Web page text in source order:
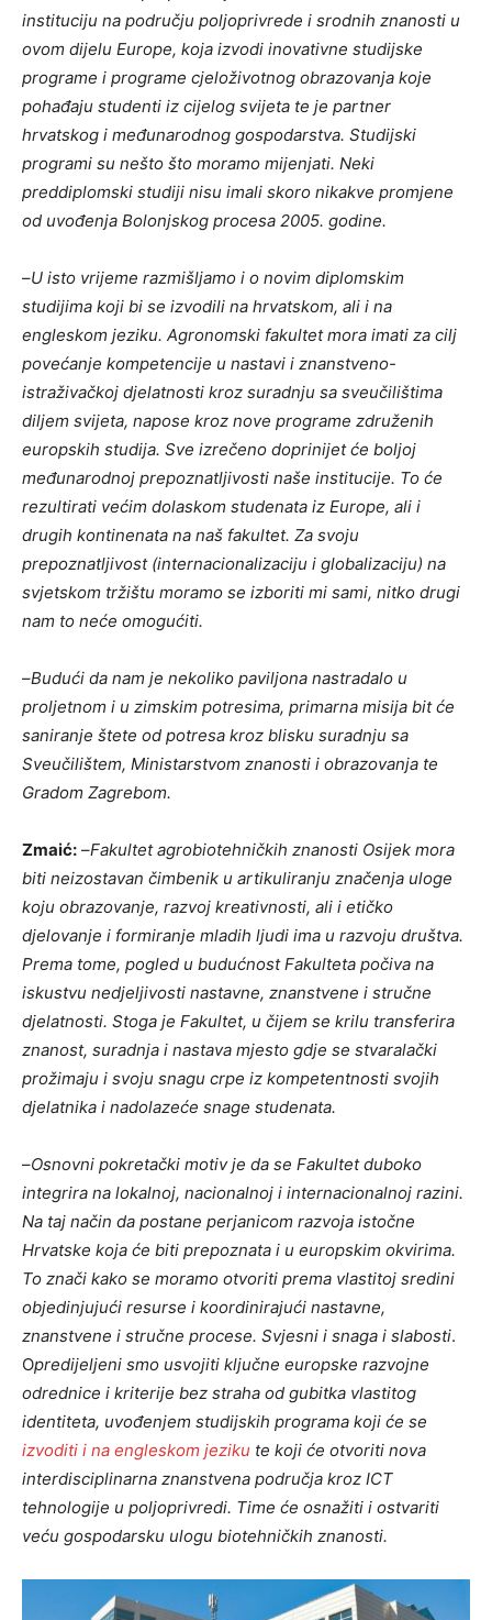
instituciju na području poljoprivrede i srodnih znanosti u
ovom dijelu Europe, koja izvodi inovativne studijske
programe i programe cjeloživotnog obrazovanja koje
pohađaju studenti iz cijelog svijeta te je partner
hrvatskog i međunarodnog gospodarstva. Studijski
programi su nešto što moramo mijenjati. Neki
preddiplomski studiji nisu imali skoro nikakve promjene
od uvođenja Bolonjskog procesa 2005. godine.
–U isto vrijeme razmišljamo i o novim diplomskim
studijima koji bi se izvodili na hrvatskom, ali i na
engleskom jeziku. Agronomski fakultet mora imati za cilj
povećanje kompetencije u nastavi i znanstveno-
istraživačkoj djelatnosti kroz suradnju sa sveučilištima
diljem svijeta, napose kroz nove programe združenih
europskih studija. Sve izrečeno doprinijet će boljoj
međunarodnoj prepoznatljivosti naše institucije. To će
rezultirati većim dolaskom studenata iz Europe, ali i
drugih kontinenata na naš fakultet. Za svoju
prepoznatljivost (internacionalizaciju i globalizaciju) na
svjetskom tržištu moramo se izboriti mi sami, nitko drugi
nam to neće omogućiti.
–Budući da nam je nekoliko paviljona nastradalo u
proljetnom i u zimskim potresima, primarna misija bit će
saniranje štete od potresa kroz blisku suradnju sa
Sveučilištem, Ministarstvom znanosti i obrazovanja te
Gradom Zagrebom.
Zmaić: –Fakultet agrobiotehničkih znanosti Osijek mora
biti neizostavan čimbenik u artikuliranju značenja uloge
koju obrazovanje, razvoj kreativnosti, ali i etičko
djelovanje i formiranje mladih ljudi ima u razvoju društva.
Prema tome, pogled u budućnost Fakulteta počiva na
iskustvu nedjeljivosti nastavne, znanstvene i stručne
djelatnosti. Stoga je Fakultet, u čijem se krilu transferira
znanost, suradnja i nastava mjesto gdje se stvaralački
prožimaju i svoju snagu crpe iz kompetentnosti svojih
djelatnika i nadolazeće snage studenata.
–Osnovni pokretački motiv je da se Fakultet duboko
integrira na lokalnoj, nacionalnoj i internacionalnoj razini.
Na taj način da postane perjanicom razvoja istočne
Hrvatske koja će biti prepoznata i u europskim okvirima.
To znači kako se moramo otvoriti prema vlastitoj sredini
objedinjujući resurse i koordinirajući nastavne,
znanstvene i stručne procese. Svjesni i snaga i slabosti.
Opredijeljeni smo usvojiti ključne europske razvojne
odrednice i kriterije bez straha od gubitka vlastitog
identiteta, uvođenjem studijskih programa koji će se
izvoditi i na engleskom jeziku te koji će otvoriti nova
interdisciplinarna znanstvena područja kroz ICT
tehnologije u poljoprivredi. Time će osnažiti i ostvariti
veću gospodarsku ulogu biotehničkih znanosti.